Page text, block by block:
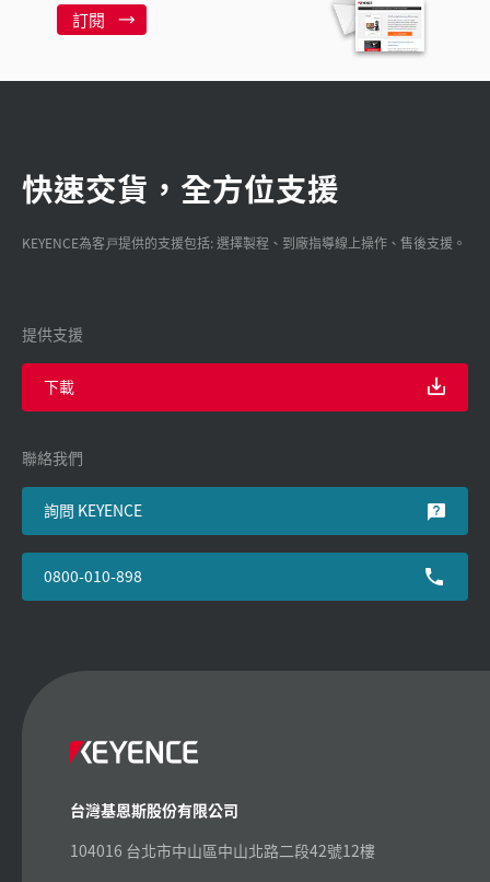
訂閱
快速交貨，全方位支援
KEYENCE為客戸提供的支援包括: 選擇製程、到廠指導線上操作、售後支援。
提供支援
下載
聯絡我們
詢問 KEYENCE
0800-010-898
台灣基恩斯股份有限公司
104016 台北市中山區中山北路二段42號12樓